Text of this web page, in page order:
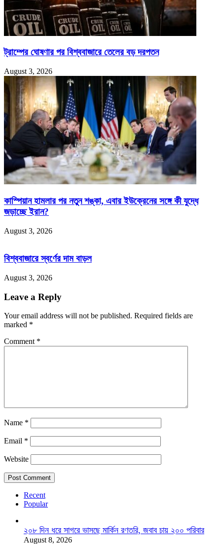
ট্রাম্পের ঘোষণার পর বিশ্ববাজারে তেলের বড় দরপতন
August 3, 2026
কাস্পিয়ান হামলার পর নতুন শঙ্কা, এবার ইউক্রেনের সঙ্গে কী যুদ্ধে
জড়াচ্ছে ইরান?
August 3, 2026
বিশ্ববাজারে স্বর্ণের দাম বাড়ল
August 3, 2026
Leave a Reply
Your email address will not be published. Required fields are
marked *
Comment *
Name *
Email *
Website
Recent
Popular
২০৮ দিন ধরে সাগরে ভাসছে মার্কিন রণতরি, জবাব চায় ২০০ পরিবার
August 8, 2026